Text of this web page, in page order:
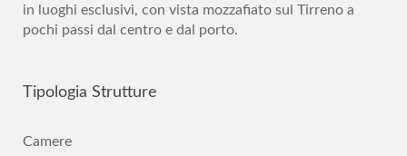
in luoghi esclusivi, con vista mozzafiato sul Tirreno a
pochi passi dal centro e dal porto.
Tipologia Strutture
Camere